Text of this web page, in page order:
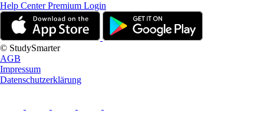
Help CenterPremium Login
© StudySmarter
AGB
Impressum
Datenschutzerklärung